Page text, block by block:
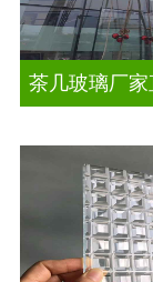
茶几玻璃厂